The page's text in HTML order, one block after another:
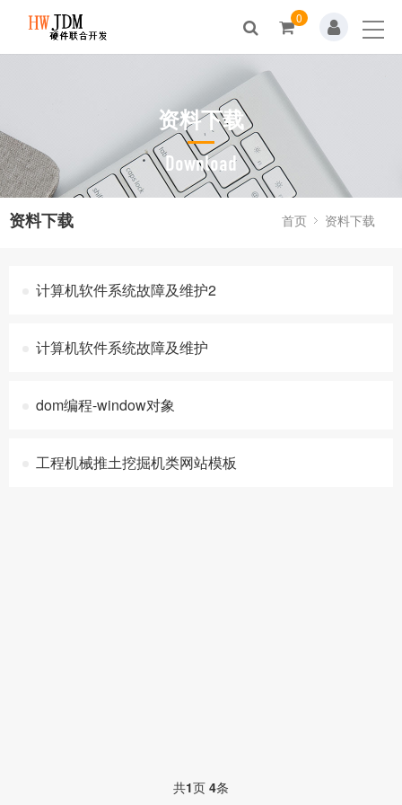
关于我们
新闻动态
产品展示
解决方案
人才招聘
联系我们
0
资料下载
Download
资料下载 首页 资料下载
计算机软件系统故障及维护2
计算机软件系统故障及维护
dom编程-window对象
工程机械推土挖掘机类网站模板
共1页 4条